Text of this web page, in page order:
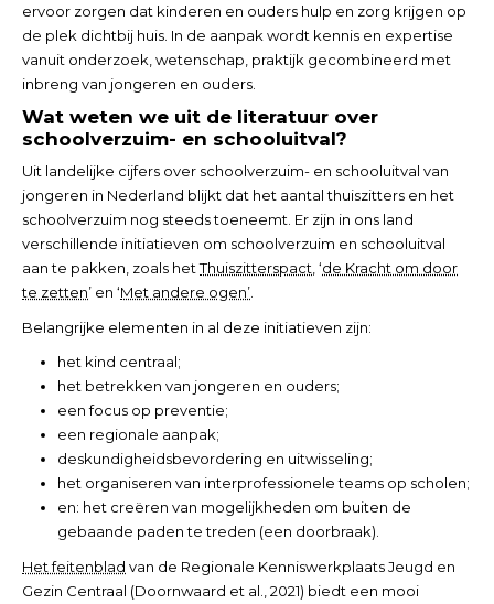
ervoor zorgen dat kinderen en ouders hulp en zorg krijgen op
de plek dichtbij huis. In de aanpak wordt kennis en expertise
vanuit onderzoek, wetenschap, praktijk gecombineerd met
inbreng van jongeren en ouders.
Wat weten we uit de literatuur over
schoolverzuim- en schooluitval?
Uit landelijke cijfers over schoolverzuim- en schooluitval van
jongeren in Nederland blijkt dat het aantal thuiszitters en het
schoolverzuim nog steeds toeneemt. Er zijn in ons land
verschillende initiatieven om schoolverzuim en schooluitval
aan te pakken, zoals hetThuiszitterspact , ‘de Kracht om door
te zetten’ en ‘Met andere ogen’
Belangrijke elementen in al deze initiatieven zijn:
het kind centraal;
het betrekken van jongeren en ouders;
een focus op preventie;
een regionale aanpak;
deskundigheidsbevordering en uitwisseling;
het organiseren van interprofessionele teams op scholen;
en: het creëren van mogelijkheden om buiten de
gebaande paden te treden (een doorbraak).
Het feitenblad van de Regionale Kenniswerkplaats Jeugd en
Gezin Centraal (Doornwaard et al., 2021) biedt een mooi